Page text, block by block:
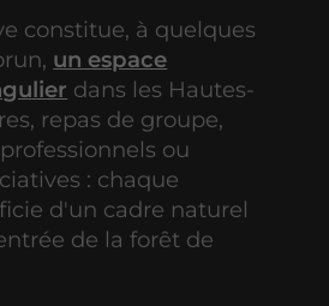
constitue, à quelques
un espace
dans les Hautes-
repas de groupe,
ou
: chaque
d'un cadre naturel
de la forêt de